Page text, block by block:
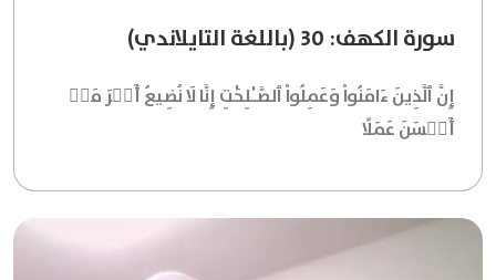
سورة الكهف: 30 (باللغة التايلاندي)
إِنَّ ٱلَّذِينَ ءَامَنُواْ وَعَمِلُواْ ٱلصَّـٰلِحَٰتِ إِنَّا لَا نُضِيعُ أَجۡرَ مَنۡ
أَحۡسَنَ عَمَلًا